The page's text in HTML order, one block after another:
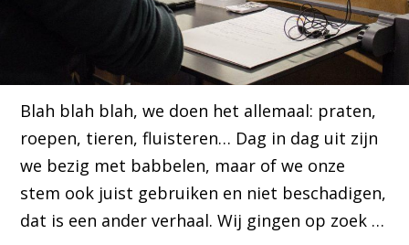
Blah blah blah, we doen het allemaal: praten,
roepen, tieren, fluisteren… Dag in dag uit zijn
we bezig met babbelen, maar of we onze
stem ook juist gebruiken en niet beschadigen,
dat is een ander verhaal. Wij gingen op zoek …